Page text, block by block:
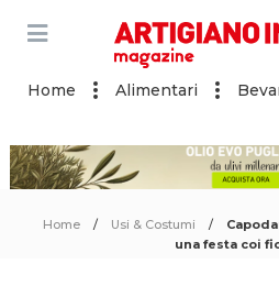
Home Alimentari
Home Usi & Costumi
una festa coi